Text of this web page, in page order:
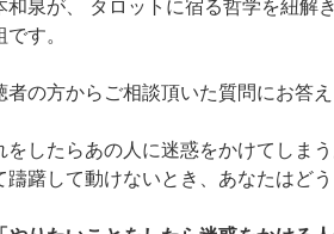
和泉が、 タロットに宿る哲学を紐解
です。
者の方からご相談頂いた質問にお答え
をしたらあの人に迷惑をかけてしま
躊躇して動けないとき、あなたはど